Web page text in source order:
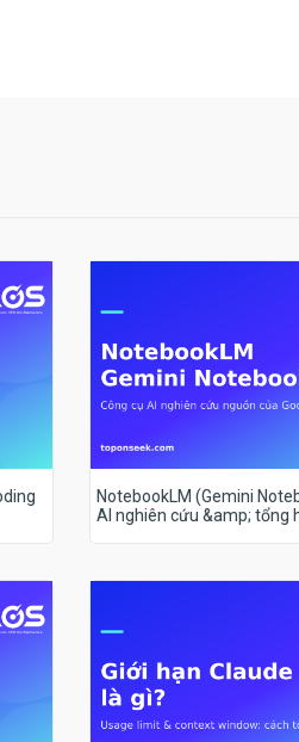
NotebookLM (Gemini
AI nghiên cứu &amp; tổng